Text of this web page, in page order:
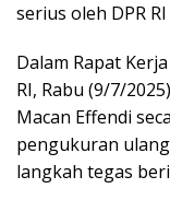
serius oleh DPR
Dalam Rapat
RI, Rabu (9/7/
Macan Effendi
pengukuran ulang
langkah tegas